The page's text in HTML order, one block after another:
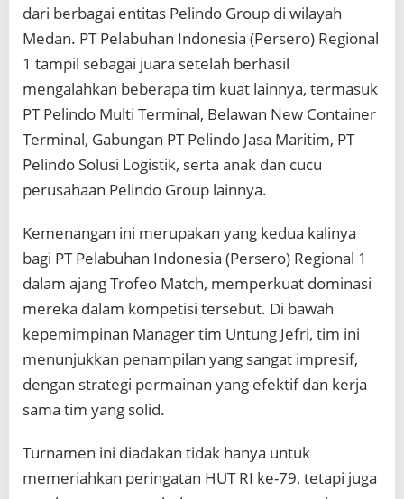
dari berbagai entitas Pelindo Group di wilayah
Medan. PT Pelabuhan Indonesia (Persero) Regional
1 tampil sebagai juara setelah berhasil
mengalahkan beberapa tim kuat lainnya, termasuk
PT Pelindo Multi Terminal, Belawan New Container
Terminal, Gabungan PT Pelindo Jasa Maritim, PT
Pelindo Solusi Logistik, serta anak dan cucu
perusahaan Pelindo Group lainnya.
Kemenangan ini merupakan yang kedua kalinya
bagi PT Pelabuhan Indonesia (Persero) Regional 1
dalam ajang Trofeo Match, memperkuat dominasi
mereka dalam kompetisi tersebut. Di bawah
kepemimpinan Manager tim Untung Jefri, tim ini
menunjukkan penampilan yang sangat impresif,
dengan strategi permainan yang efektif dan kerja
sama tim yang solid.
Turnamen ini diadakan tidak hanya untuk
memeriahkan peringatan HUT RI ke-79, tetapi juga